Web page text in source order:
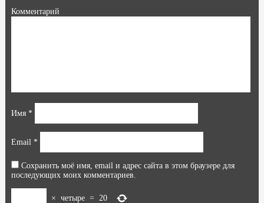
Комментарий
Имя *
Email *
Сохранить моё имя, email и адрес сайта в этом браузере для
последующих моих комментариев.
× четыре = 20